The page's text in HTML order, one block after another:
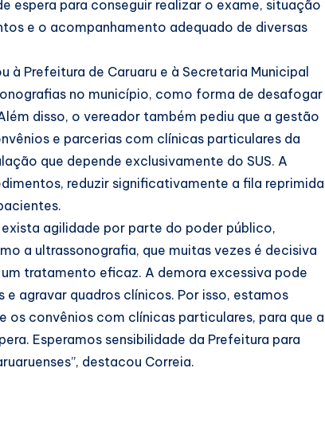
espera para conseguir realizar o exame, situação
e o acompanhamento adequado de diversas
à Prefeitura de Caruaru e à Secretaria Municipal
no município, como forma de desafogar
disso, o vereador também pediu que a gestão
e parcerias com clínicas particulares da
que depende exclusivamente do SUS. A
reduzir significativamente a fila reprimida
agilidade por parte do poder público,
a ultrassonografia, que muitas vezes é decisiva
tratamento eficaz. A demora excessiva pode
agravar quadros clínicos. Por isso, estamos
convênios com clínicas particulares, para que a
Esperamos sensibilidade da Prefeitura para
destacou Correia.